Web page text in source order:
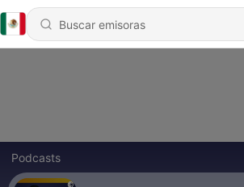
Podcasts